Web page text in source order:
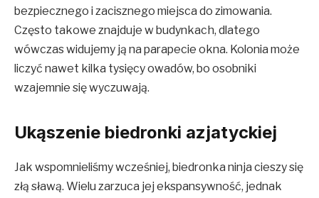
bezpiecznego i zacisznego miejsca do zimowania.
Często takowe znajduje w budynkach, dlatego
wówczas widujemy ją na parapecie okna. Kolonia może
liczyć nawet kilka tysięcy owadów, bo osobniki
wzajemnie się wyczuwają.
Ukąszenie biedronki azjatyckiej
Jak wspomnieliśmy wcześniej, biedronka ninja cieszy się
złą sławą. Wielu zarzuca jej ekspansywność, jednak